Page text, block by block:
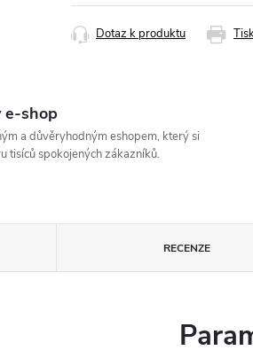
cena:
Dotaz k produktu
e-shop
a důvěryhodným eshopem, který si
tisíců spokojených zákazníků.
RECENZE